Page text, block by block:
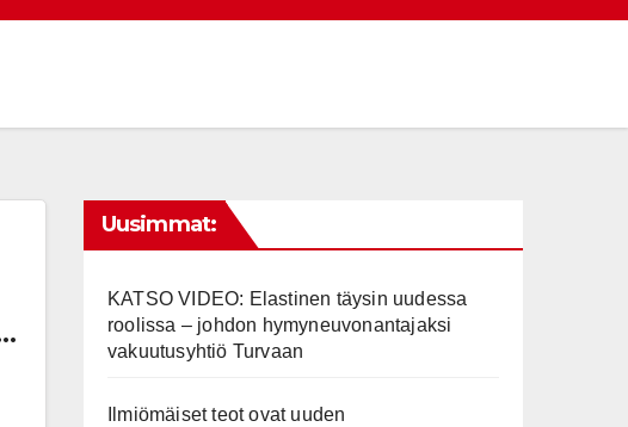
Uusimmat:
KATSO VIDEO: Elastinen täysin uudessa
roolissa – johdon hymyneuvonantajaksi
vakuutusyhtiö Turvaan
Ilmiömäiset teot ovat uuden